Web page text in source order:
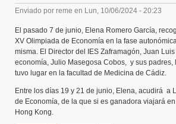
Enviado por reme en Lun, 10/06/2024 - 20:23
El pasado 7 de junio, Elena Romero García,
XV Olimpiada de Economía en la fase
misma. El Director del IES Zaframagón, Juan
economía, Julio Masegosa Cobos, y sus
tuvo lugar en la facultad de Medicina de Cádiz.
Entre los días 19 y 21 de junio, Elena, acudirá a
de Economía, de la que si es ganadora viajará
Hong Kong.